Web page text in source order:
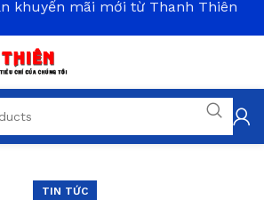
TIN TỨC
khuyến mãi mới từ Thanh Thiên